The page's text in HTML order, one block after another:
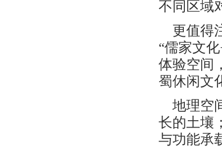
不同区域
更值得
“儒家文
体验空间
蜀休闲文
地理空
长的土壤
与功能承